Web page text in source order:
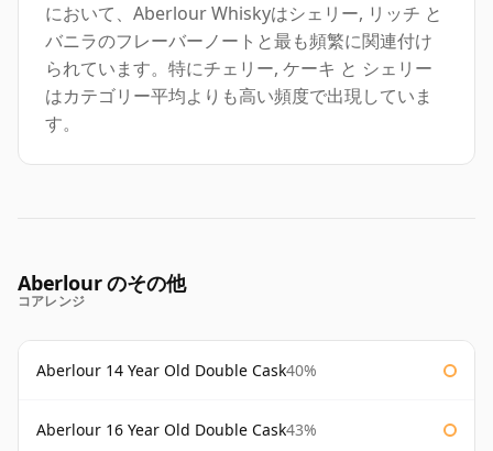
において、Aberlour Whiskyはシェリー, リッチ と
バニラのフレーバーノートと最も頻繁に関連付け
られています。特にチェリー, ケーキ と シェリー
はカテゴリー平均よりも高い頻度で出現していま
す。
Aberlour のその他
コアレンジ
Aberlour 14 Year Old Double Cask40%
Aberlour 16 Year Old Double Cask43%